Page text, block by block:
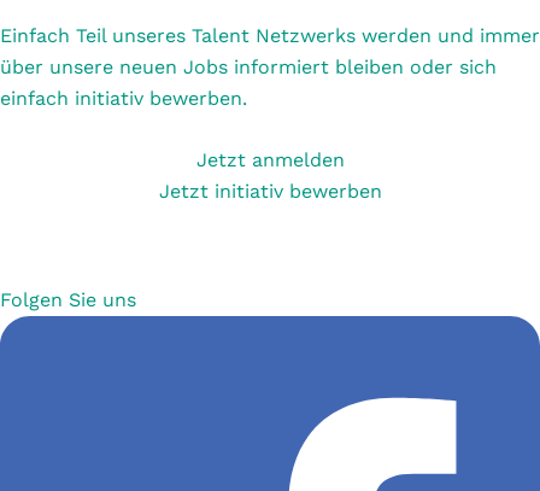
Einfach Teil unseres Talent Netzwerks werden und immer
über unsere neuen Jobs informiert bleiben oder sich
einfach initiativ bewerben.
Jetzt anmelden
Jetzt initiativ bewerben
Folgen Sie uns